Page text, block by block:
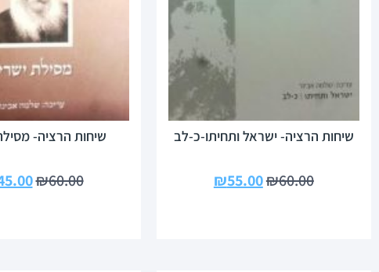
שיחות הרציה- ישראל ותחיתו-כ-לב
₪60.00
₪55.00
שיחות הרציה-
₪60.00